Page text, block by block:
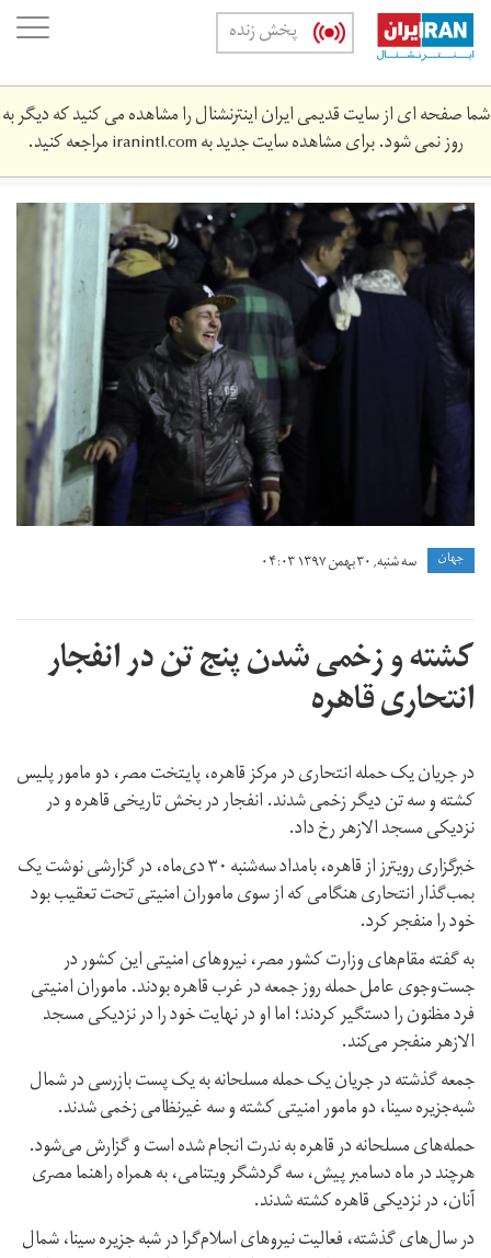
Skip
main
content
پخش زنده
شما صفحه ای از سایت قدیمی ایران اینترنشنال را مشاهده می کنید که دیگر به
روز نمی شود. برای مشاهده سایت جدید بهiranintl.comمراجعه کنید.
مصر
جهان سه شنبه, ۳۰ بهمن ۱۳۹۷ ۰۴:۰۳
کشته و زخمی شدن پنج تن در انفجار
انتحاری قاهره
در جریان یک حمله انتحاری در مرکز قاهره، پایتخت مصر، دو مامور پلیس
کشته و سه تن دیگر زخمی شدند. انفجار در بخش تاریخی قاهره و در
نزدیکی مسجد الازهر رخ داد.
خبرگزاری رویترز از قاهره، بامداد سه‌شنبه ۳۰ دی‌ماه، در گزارشی نوشت یک
بمب‌گذار انتحاری هنگامی که از سوی ماموران امنیتی تحت تعقیب بود
خود را منفجر کرد.
به گفته مقام‌های وزارت کشور مصر، نیروهای امنیتی این کشور در
جست‌وجوی عامل حمله‌ روز جمعه در غرب قاهره بودند. ماموران امنیتی
فرد مظنون را دستگیر کردند؛ اما او در نهایت خود را در نزدیکی مسجد
الازهر منفجر می‌کند.
جمعه گذشته در جریان یک حمله مسلحانه به یک پست بازرسی در شمال
شبه‌جزیره سینا، دو مامور امنیتی کشته و سه غیرنظامی زخمی شدند.
حمله‌های مسلحانه در قاهره به ندرت انجام شده است و گزارش می‌شود.
هرچند در ماه دسامبر پیش، سه گردشگر ویتنامی، به همراه راهنما مصری
آنان، در نزدیکی قاهره کشته شدند.
در سال‌های گذشته، فعالیت نیروهای اسلام‌گرا در شبه جزیره سینا، شمال